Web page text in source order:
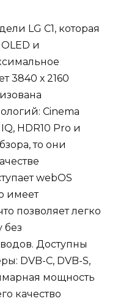
LG C1, которая
и
3840 х 2160
Cinema
HDR10 Pro и
то они
webOS
имеет
позволяет легко
без
Доступны
DVB-C, DVB-S,
мощность
качество